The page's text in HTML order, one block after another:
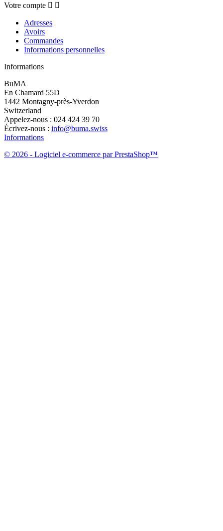
Votre compte  
Adresses
Avoirs
Commandes
Informations personnelles
Informations
BuMA
En Chamard 55D
1442 Montagny-près-Yverdon
Switzerland
Appelez-nous : 024 424 39 70
Écrivez-nous : info@buma.swiss
Informations
© 2026 - Logiciel e-commerce par PrestaShop™